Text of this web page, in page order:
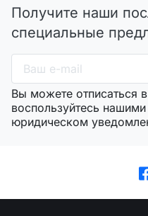
Получите наши
специальные
Вы можете отписаться
воспользуйтесь
юридическом